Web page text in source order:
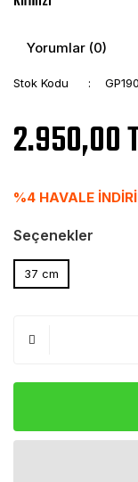
Yorumlar (0)
Stok Kodu
2.950,00
%4 HAVALE
Seçenekler
37 cm